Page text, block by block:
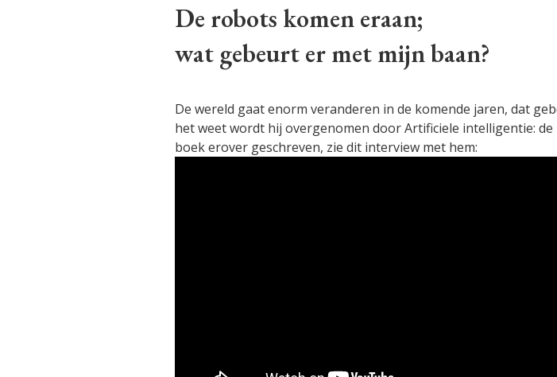
De robots komen eraan;
wat gebeurt er met mijn baan?
De wereld gaat enorm veranderen in de komende jaren, dat
het weet wordt hij overgenomen door Artificiele intelligentie:
boek erover geschreven, zie dit interview met hem: